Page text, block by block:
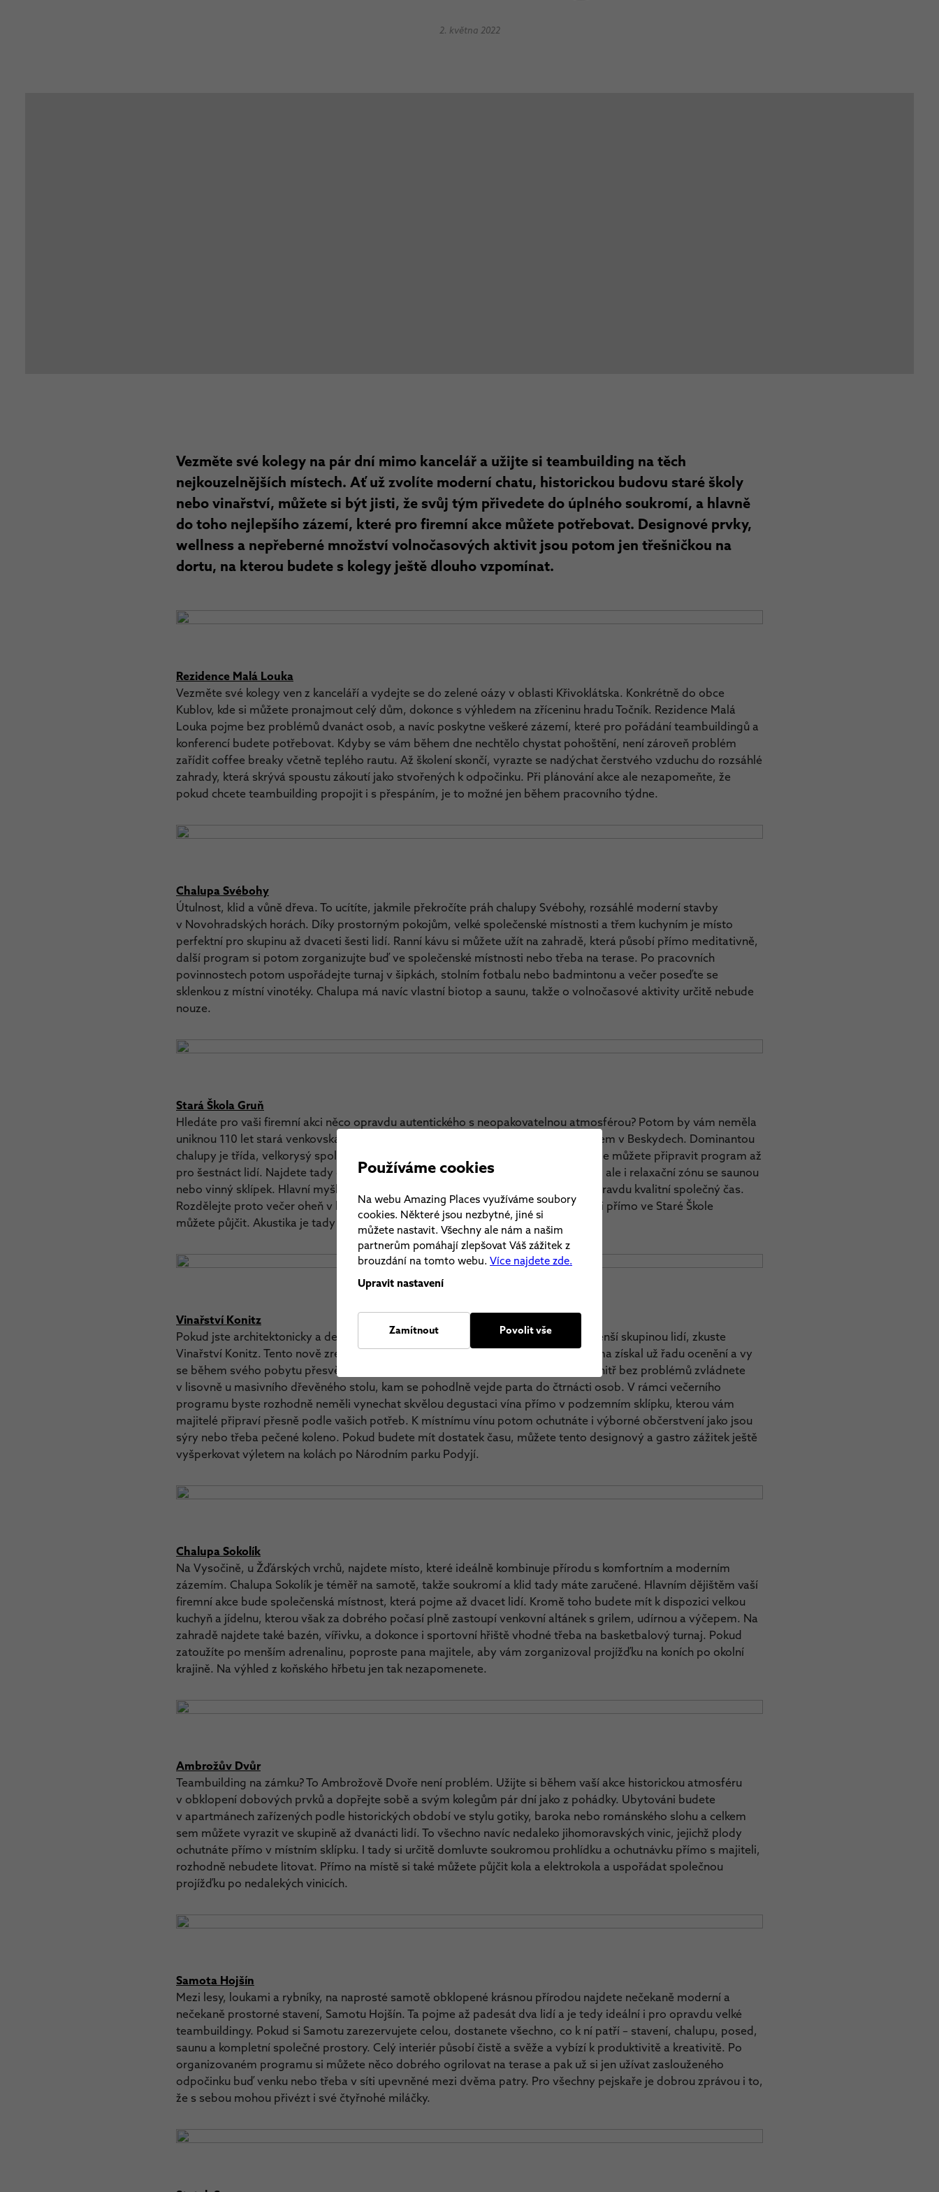
2. května 2022
Vezměte své kolegy na pár dní mimo kancelář a užijte si teambuilding na těch
nejkouzelnějších místech. Ať už zvolíte moderní chatu, historickou budovu staré školy
nebo vinařství, můžete si být jisti, že svůj tým přivedete do úplného soukromí, a hlavně
do toho nejlepšího zázemí, které pro firemní akce můžete potřebovat. Designové prvky,
wellness a nepřeberné množství volnočasových aktivit jsou potom jen třešničkou na
dortu, na kterou budete s kolegy ještě dlouho vzpomínat.
Rezidence Malá Louka
Vezměte své kolegy ven z kanceláří a vydejte se do zelené oázy v oblasti Křivoklátska. Konkrétně do obce
Kublov, kde si můžete pronajmout celý dům, dokonce s výhledem na zříceninu hradu Točník. Rezidence Malá
Louka pojme bez problémů dvanáct osob, a navíc poskytne veškeré zázemí, které pro pořádání teambuildingů a
konferencí budete potřebovat. Kdyby se vám během dne nechtělo chystat pohoštění, není zároveň problém
zařídit coffee breaky včetně teplého rautu. Až školení skončí, vyrazte se nadýchat čerstvého vzduchu do rozsáhlé
zahrady, která skrývá spoustu zákoutí jako stvořených k odpočinku. Při plánování akce ale nezapomeňte, že
pokud chcete teambuilding propojit i s přespáním, je to možné jen během pracovního týdne.
Chalupa Svébohy
Útulnost, klid a vůně dřeva. To ucítíte, jakmile překročíte práh chalupy Svébohy, rozsáhlé moderní stavby
v Novohradských horách. Díky prostorným pokojům, velké společenské místnosti a třem kuchyním je místo
perfektní pro skupinu až dvaceti šesti lidí. Ranní kávu si můžete užít na zahradě, která působí přímo meditativně,
další program si potom zorganizujte buď ve společenské místnosti nebo třeba na terase. Po pracovních
povinnostech potom uspořádejte turnaj v šipkách, stolním fotbalu nebo badmintonu a večer poseďte se
sklenkou z místní vinotéky. Chalupa má navíc vlastní biotop a saunu, takže o volnočasové aktivity určitě nebude
nouze.
Stará Škola Gruň
Hledáte pro vaši firemní akci něco opravdu autentického s neopakovatelnou atmosférou? Potom by vám neměla
uniknou 110 let stará venkovská škola, která se údajně pyšní tím nejhezčím výhledem v Beskydech. Dominantou
chalupy je třída, velkorysý společenský prostor s původními honosnými kamny, kde můžete připravit program až
pro šestnáct lidí. Najdete tady dobové prvky, které připomínají původní účel školy, ale i relaxační zónu se saunou
nebo vinný sklípek. Hlavní myšlenkou majitelů je, aby tady všichni hosté strávili opravdu kvalitní společný čas.
Rozdělejte proto večer oheň v kamnech a oprašte hru na hudební nástroje, které si přímo ve Staré Škole
můžete půjčit. Akustika je tady na malé koncerty perfektní!
Vinařství Konitz
Pokud jste architektonicky a designově náročnější a vyrážíte na teambuilding s menší skupinou lidí, zkuste
Vinařství Konitz. Tento nově zrekonstruovaný vinný sklep a lisovna nedaleko Znojma získal už řadu ocenění a vy
se během svého pobytu přesvědčíte, že tomu tak je právem. Společné aktivity uvnitř bez problémů zvládnete
v lisovně u masivního dřevěného stolu, kam se pohodlně vejde parta do čtrnácti osob. V rámci večerního
programu byste rozhodně neměli vynechat skvělou degustaci vína přímo v podzemním sklípku, kterou vám
majitelé připraví přesně podle vašich potřeb. K místnímu vínu potom ochutnáte i výborné občerstvení jako jsou
sýry nebo třeba pečené koleno. Pokud budete mít dostatek času, můžete tento designový a gastro zážitek ještě
vyšperkovat výletem na kolách po Národním parku Podyjí.
Chalupa Sokolík
Na Vysočině, u Žďárských vrchů, najdete místo, které ideálně kombinuje přírodu s komfortním a moderním
zázemím. Chalupa Sokolík je téměř na samotě, takže soukromí a klid tady máte zaručené. Hlavním dějištěm vaší
firemní akce bude společenská místnost, která pojme až dvacet lidí. Kromě toho budete mít k dispozici velkou
kuchyň a jídelnu, kterou však za dobrého počasí plně zastoupí venkovní altánek s grilem, udírnou a výčepem. Na
zahradě najdete také bazén, vířivku, a dokonce i sportovní hřiště vhodné třeba na basketbalový turnaj. Pokud
zatoužíte po menším adrenalinu, poproste pana majitele, aby vám zorganizoval projížďku na koních po okolní
krajině. Na výhled z koňského hřbetu jen tak nezapomenete.
Ambrožův Dvůr
Teambuilding na zámku? To Ambrožově Dvoře není problém. Užijte si během vaší akce historickou atmosféru
v obklopení dobových prvků a dopřejte sobě a svým kolegům pár dní jako z pohádky. Ubytováni budete
v apartmánech zařízených podle historických období ve stylu gotiky, baroka nebo románského slohu a celkem
sem můžete vyrazit ve skupině až dvanácti lidí. To všechno navíc nedaleko jihomoravských vinic, jejichž plody
ochutnáte přímo v místním sklípku. I tady si určitě domluvte soukromou prohlídku a ochutnávku přímo s majiteli,
rozhodně nebudete litovat. Přímo na místě si také můžete půjčit kola a elektrokola a uspořádat společnou
projížďku po nedalekých vinicích.
Samota Hojšín
Mezi lesy, loukami a rybníky, na naprosté samotě obklopené krásnou přírodou najdete nečekaně moderní a
nečekaně prostorné stavení, Samotu Hojšín. Ta pojme až padesát dva lidí a je tedy ideální i pro opravdu velké
teambuildingy. Pokud si Samotu zarezervujete celou, dostanete všechno, co k ní patří – stavení, chalupu, posed,
saunu a kompletní společné prostory. Celý interiér působí čistě a svěže a vybízí k produktivitě a kreativitě. Po
organizovaném programu si můžete něco dobrého ogrilovat na terase a pak už si jen užívat zaslouženého
odpočinku buď venku nebo třeba v síti upevněné mezi dvěma patry. Pro všechny pejskaře je dobrou zprávou i to,
že s sebou mohou přivézt i své čtyřnohé miláčky.
Používáme cookies
Na webu Amazing Places využíváme soubory
cookies. Některé jsou nezbytné, jiné si
můžete nastavit. Všechny ale nám a našim
partnerům pomáhají zlepšovat Váš zážitek z
brouzdání na tomto webu. Více najdete zde.
Upravit nastavení
Zamítnout Povolit vše